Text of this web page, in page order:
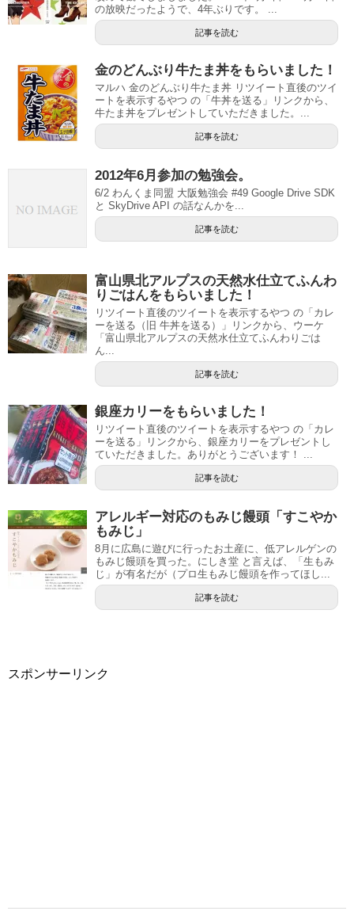
の放映だったようで、4年ぶりです。 ...
記事を読む
金のどんぶり牛たま丼をもらいました！
マルハ 金のどんぶり牛たま丼 リツイート直後のツイ
ートを表示するやつ の「牛丼を送る」リンクから、
牛たま丼をプレゼントしていただきました。...
記事を読む
2012年6月参加の勉強会。
6/2 わんくま同盟 大阪勉強会 #49 Google Drive SDK
と SkyDrive API の話なんかを...
記事を読む
富山県北アルプスの天然水仕立てふんわ
りごはんをもらいました！
リツイート直後のツイートを表示するやつ の「カレ
ーを送る（旧 牛丼を送る）」リンクから、ウーケ
「富山県北アルプスの天然水仕立てふんわりごは
ん...
記事を読む
銀座カリーをもらいました！
リツイート直後のツイートを表示するやつ の「カレ
ーを送る」リンクから、銀座カリーをプレゼントし
ていただきました。ありがとうございます！ ...
記事を読む
アレルギー対応のもみじ饅頭「すこやか
もみじ」
8月に広島に遊びに行ったお土産に、低アレルゲンの
もみじ饅頭を買った。にしき堂 と言えば、「生もみ
じ」が有名だが（プロ生もみじ饅頭を作ってほし...
記事を読む
スポンサーリンク